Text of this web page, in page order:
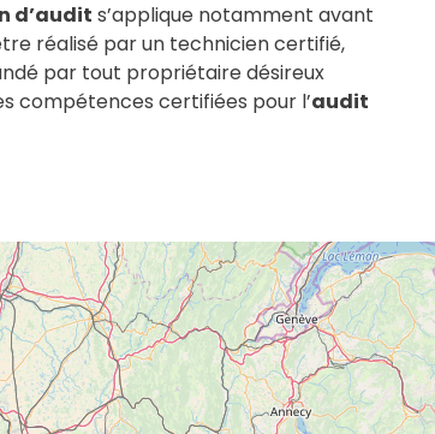
d’audit s’applique notamment avant
réalisé par un technicien certifié,
par tout propriétaire désireux
compétences certifiées pour l’audit